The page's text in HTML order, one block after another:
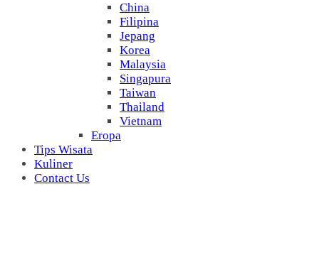
China
Filipina
Jepang
Korea
Malaysia
Singapura
Taiwan
Thailand
Vietnam
Eropa
Tips Wisata
Kuliner
Contact Us